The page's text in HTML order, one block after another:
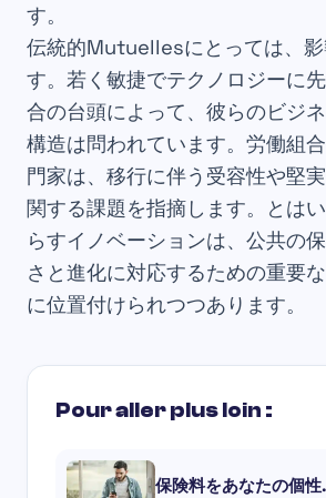
す。
伝統的Mutuellesにとっては、
す。若く敏捷でテクノロジーに
合の台頭によって、彼らのビジ
構造は問われています。労働組
門家は、移行に伴う受容性や堅
関する課題を指摘します。とは
らすイノベーションは、公共の
さと進化に対応するための重要
に位置付けられつつあります。
Pour aller plus loin :
保険料をあなたの個